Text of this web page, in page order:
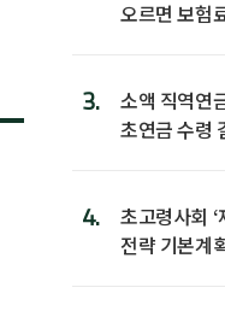
오르면 보험
3.
소액 직역연
초연금 수령
4.
초고령사회
전략 기본계